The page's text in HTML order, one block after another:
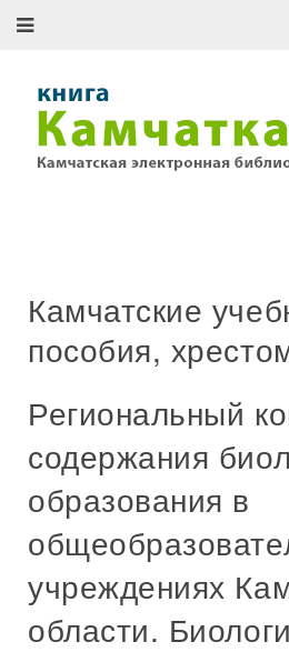
Камчатские
пособия,
Региональный
содержания
образования в
учреждениях
области.